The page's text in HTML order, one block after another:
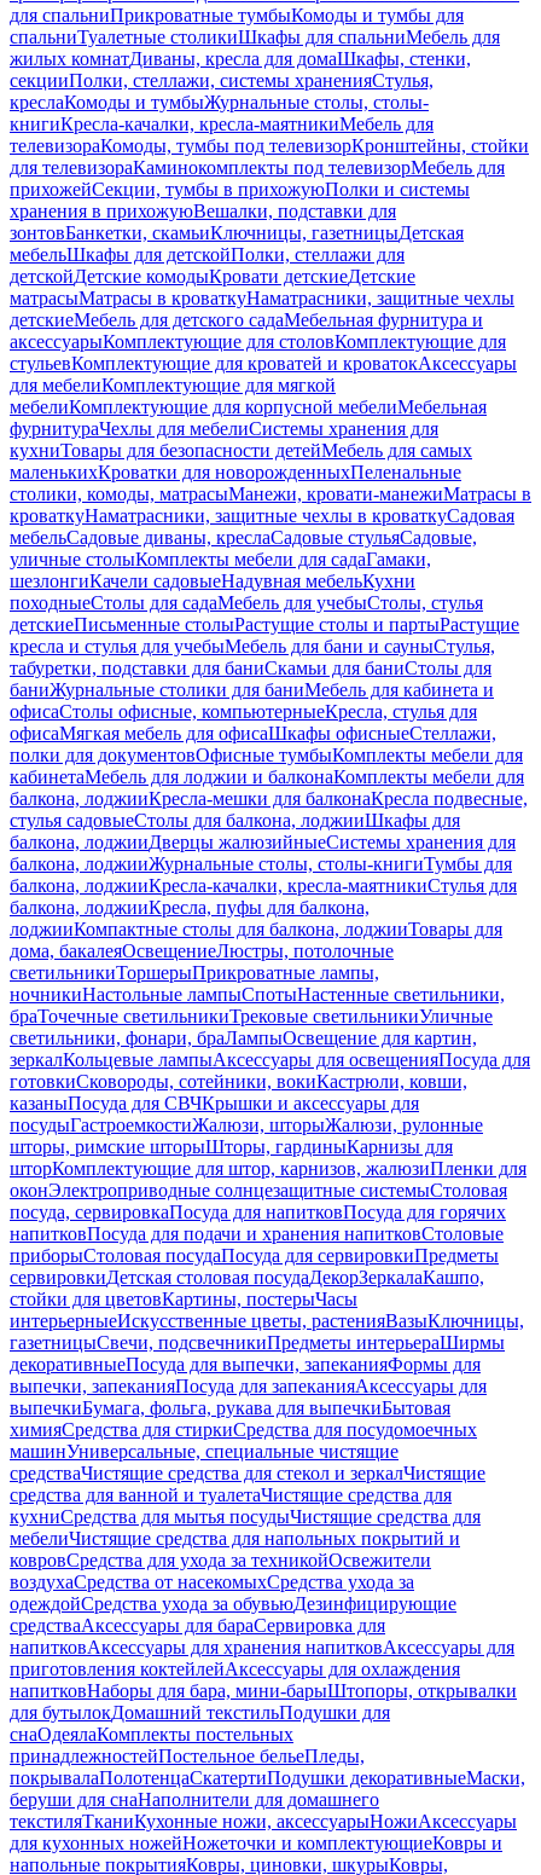
для спальниПрикроватные тумбыКомоды и тумбы для
спальниТуалетные столикиШкафы для спальниМебель для
жилых комнатДиваны, кресла для домаШкафы, стенки,
секцииПолки, стеллажи, системы храненияСтулья,
креслаКомоды и тумбыЖурнальные столы, столы-
книгиКресла-качалки, кресла-маятникиМебель для
телевизораКомоды, тумбы под телевизорКронштейны, стойки
для телевизораКаминокомплекты под телевизорМебель для
прихожейСекции, тумбы в прихожуюПолки и системы
хранения в прихожуюВешалки, подставки для
зонтовБанкетки, скамьиКлючницы, газетницыДетская
мебельШкафы для детскойПолки, стеллажи для
детскойДетские комодыКровати детскиеДетские
матрасыМатрасы в кроваткуНаматрасники, защитные чехлы
детскиеМебель для детского садаМебельная фурнитура и
аксессуарыКомплектующие для столовКомплектующие для
стульевКомплектующие для кроватей и кроватокАксессуары
для мебелиКомплектующие для мягкой
мебелиКомплектующие для корпусной мебелиМебельная
фурнитураЧехлы для мебелиСистемы хранения для
кухниТовары для безопасности детейМебель для самых
маленькихКроватки для новорожденныхПеленальные
столики, комоды, матрасыМанежи, кровати-манежиМатрасы в
кроваткуНаматрасники, защитные чехлы в кроваткуСадовая
мебельСадовые диваны, креслаСадовые стульяСадовые,
уличные столыКомплекты мебели для садаГамаки,
шезлонгиКачели садовыеНадувная мебельКухни
походныеСтолы для садаМебель для учебыСтолы, стулья
детскиеПисьменные столыРастущие столы и партыРастущие
кресла и стулья для учебыМебель для бани и сауныСтулья,
табуретки, подставки для баниСкамьи для баниСтолы для
баниЖурнальные столики для баниМебель для кабинета и
офисаСтолы офисные, компьютерныеКресла, стулья для
офисаМягкая мебель для офисаШкафы офисныеСтеллажи,
полки для документовОфисные тумбыКомплекты мебели для
кабинетаМебель для лоджии и балконаКомплекты мебели для
балкона, лоджииКресла-мешки для балконаКресла подвесные,
стулья садовыеСтолы для балкона, лоджииШкафы для
балкона, лоджииДверцы жалюзийныеСистемы хранения для
балкона, лоджииЖурнальные столы, столы-книгиТумбы для
балкона, лоджииКресла-качалки, кресла-маятникиСтулья для
балкона, лоджииКресла, пуфы для балкона,
лоджииКомпактные столы для балкона, лоджииТовары для
дома, бакалеяОсвещениеЛюстры, потолочные
светильникиТоршерыПрикроватные лампы,
ночникиНастольные лампыСпотыНастенные светильники,
браТочечные светильникиТрековые светильникиУличные
светильники, фонари, браЛампыОсвещение для картин,
зеркалКольцевые лампыАксессуары для освещенияПосуда для
готовкиСковороды, сотейники, вокиКастрюли, ковши,
казаныПосуда для СВЧКрышки и аксессуары для
посудыГастроемкостиЖалюзи, шторыЖалюзи, рулонные
шторы, римские шторыШторы, гардиныКарнизы для
шторКомплектующие для штор, карнизов, жалюзиПленки для
оконЭлектроприводные солнцезащитные системыСтоловая
посуда, сервировкаПосуда для напитковПосуда для горячих
напитковПосуда для подачи и хранения напитковСтоловые
приборыСтоловая посудаПосуда для сервировкиПредметы
сервировкиДетская столовая посудаДекорЗеркалаКашпо,
стойки для цветовКартины, постерыЧасы
интерьерныеИскусственные цветы, растенияВазыКлючницы,
газетницыСвечи, подсвечникиПредметы интерьераШирмы
декоративныеПосуда для выпечки, запеканияФормы для
выпечки, запеканияПосуда для запеканияАксессуары для
выпечкиБумага, фольга, рукава для выпечкиБытовая
химияСредства для стиркиСредства для посудомоечных
машинУниверсальные, специальные чистящие
средстваЧистящие средства для стекол и зеркалЧистящие
средства для ванной и туалетаЧистящие средства для
кухниСредства для мытья посудыЧистящие средства для
мебелиЧистящие средства для напольных покрытий и
ковровСредства для ухода за техникойОсвежители
воздухаСредства от насекомыхСредства ухода за
одеждойСредства ухода за обувьюДезинфицирующие
средстваАксессуары для бараСервировка для
напитковАксессуары для хранения напитковАксессуары для
приготовления коктейлейАксессуары для охлаждения
напитковНаборы для бара, мини-барыШтопоры, открывалки
для бутылокДомашний текстильПодушки для
снаОдеялаКомплекты постельных
принадлежностейПостельное бельеПледы,
покрывалаПолотенцаСкатертиПодушки декоративныеМаски,
беруши для снаНаполнители для домашнего
текстиляТканиКухонные ножи, аксессуарыНожиАксессуары
для кухонных ножейНожеточки и комплектующиеКовры и
напольные покрытияКовры, циновки, шкурыКовры,